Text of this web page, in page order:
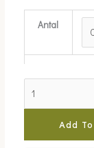
Antal
Add